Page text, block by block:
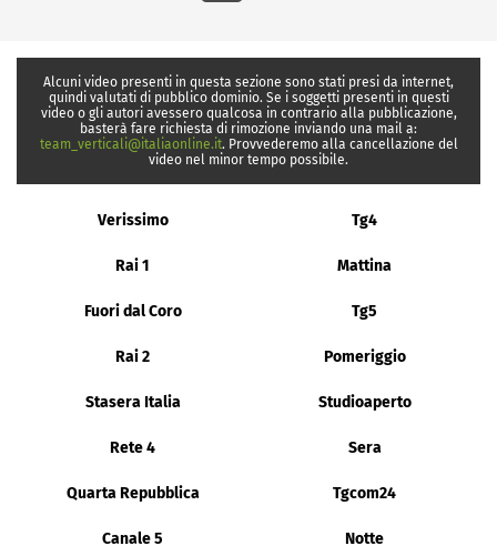
Alcuni video presenti in questa sezione sono stati presi da internet,
quindi valutati di pubblico dominio. Se i soggetti presenti in questi
video o gli autori avessero qualcosa in contrario alla pubblicazione,
basterà fare richiesta di rimozione inviando una mail a:
team_verticali@italiaonline.it. Provvederemo alla cancellazione del
video nel minor tempo possibile.
Verissimo Tg4
Rai 1 Mattina
Fuori dal Coro Tg5
Rai 2 Pomeriggio
Stasera Italia Studioaperto
Rete 4 Sera
Quarta Repubblica Tgcom24
Canale 5 Notte